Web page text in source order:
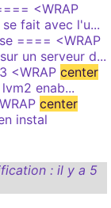
<WRAP
fait avec l'u...
==== <WRAP
un serveur d...
<WRAP center
enab...
center
instal
: il y a 5